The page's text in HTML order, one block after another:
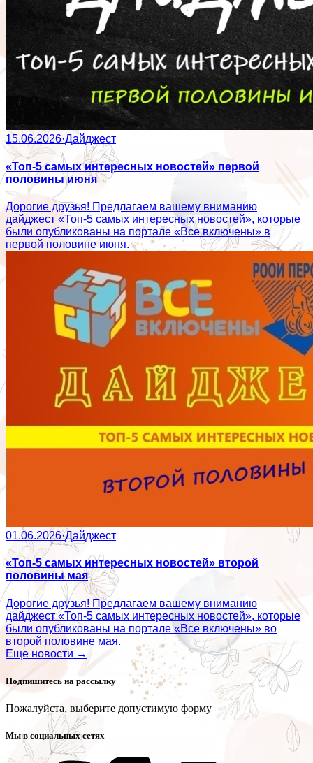
15.06.2026·Дайджест
«Топ-5 самых интересных новостей» первой
половины июня
Дорогие друзья! Предлагаем вашему вниманию
дайджест «Топ-5 самых интересных новостей», которые
были опубликованы на портале «Все включены» в
первой половине июня.
01.06.2026·Дайджест
«Топ-5 самых интересных новостей» второй
половины мая
Дорогие друзья! Предлагаем вашему вниманию
дайджест «Топ-5 самых интересных новостей», которые
были опубликованы на портале «Все включены» во
второй половине мая.
Еще новости →
Подпишитесь на рассылку
Пожалуйста, выберите допустимую форму
Мы в социальных сетях